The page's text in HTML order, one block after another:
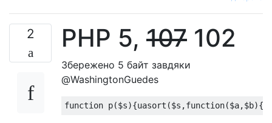
2 PHP 5, 107 102
Збережено 5 байт завдяки
@WashingtonGuedes
function p($s){uasort ($s ,function($a,$b){